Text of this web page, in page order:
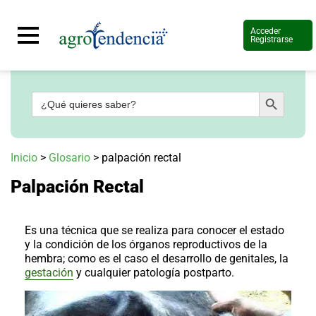
Acceder
Registrarse
Señal
en
más
Agrotendencia
Planes
Glosario
Agroshow
Regístrate
suscríbete
Contáctenos
Buscar: Botón de búsqueda
Inicio > Glosario > palpación rectal
Palpación Rectal
Es una técnica que se realiza para conocer el estado
y la condición de los órganos reproductivos de la
hembra; como es el caso el desarrollo de genitales, la
gestación y cualquier patología postparto.